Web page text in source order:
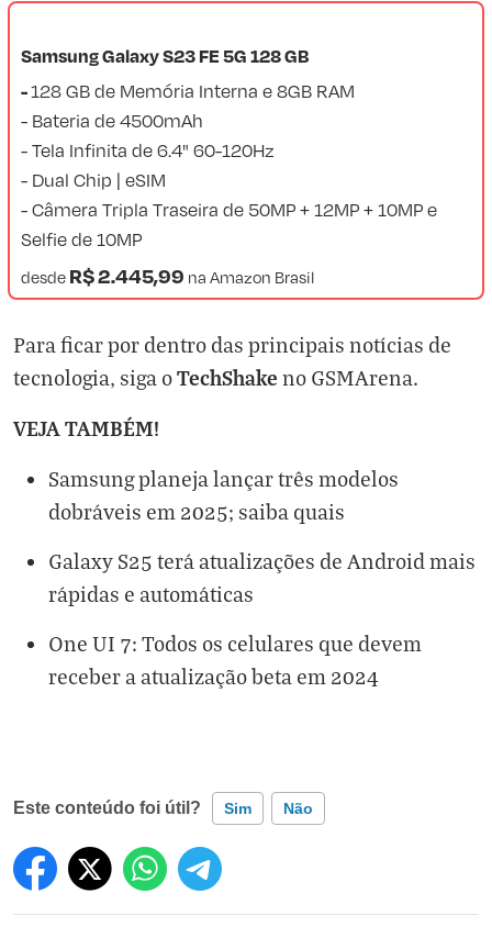
Samsung Galaxy S23 FE 5G 128 GB
-128 GB de Memória Interna e 8GB RAM
- Bateria de 4500mAh
- Tela Infinita de 6.4" 60-120Hz
- Dual Chip | eSIM
- Câmera Tripla Traseira de 50MP + 12MP + 10MP e
Selfie de 10MP
desde R$ 2.445,99 na Amazon Brasil
Para ficar por dentro das principais notícias de
tecnologia, siga oTechShake no GSMArena.
VEJA TAMBÉM!
Samsung planeja lançar três modelos
dobráveis em 2025; saiba quais
Galaxy S25 terá atualizações de Android mais
rápidas e automáticas
One UI 7: Todos os celulares que devem
receber a atualização beta em 2024
Este conteúdo foi útil? Sim Não
Este conteúdo contém informação incorreta